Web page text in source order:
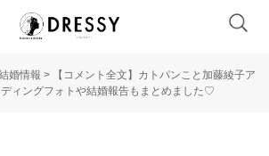
婚情報 >
【コメント全文】カトパンこと加藤綾子ア
ィングフォトや結婚報告もまとめました♡